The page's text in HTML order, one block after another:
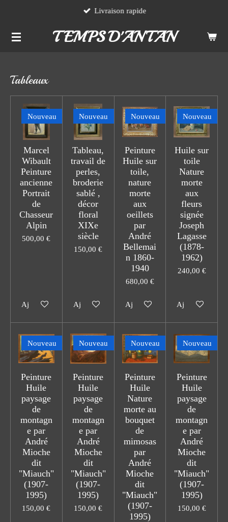
contenu
TEMPS D'ANTAN
Livraison rapide
Tableaux
Nouveau
Marcel
Wibault
Peinture
ancienne
Portrait
de
Chasseur
Alpin
500,00 €
Ajouter au panier
Nouveau
Tableau,
travail de
perles,
broderie
sablé ,
décor
floral
XIXe
siècle
150,00 €
Ajouter au panier
Nouveau
Peinture
Huile sur
toile,
nature
morte
aux
oeillets
par
André
Bellemai
n 1860-
1940
680,00 €
Ajouter au panier
Nouveau
Huile sur
toile
Nature
morte
aux
fleurs
signée
Joseph
Lagasse
(1878-
1962)
240,00 €
Ajouter au
Nouveau
Peinture
Huile
paysage
de
montagn
e par
André
Mioche
dit
"Miauch"
(1907-
1995)
150,00 €
Nouveau
Peinture
Huile
paysage
de
montagn
e par
André
Mioche
dit
"Miauch"
(1907-
1995)
150,00 €
Nouveau
Peinture
Huile
Nature
morte au
bouquet
de
mimosas
par
André
Mioche
dit
"Miauch"
(1907-
1995)
Nouveau
Peinture
Huile
paysage
de
montagn
e par
André
Mioche
dit
"Miauch"
(1907-
1995)
150,00 €